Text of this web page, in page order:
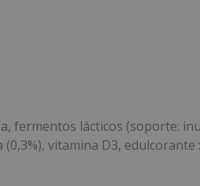
fermentos lácticos (soporte:
vitamina D3, edulcorante